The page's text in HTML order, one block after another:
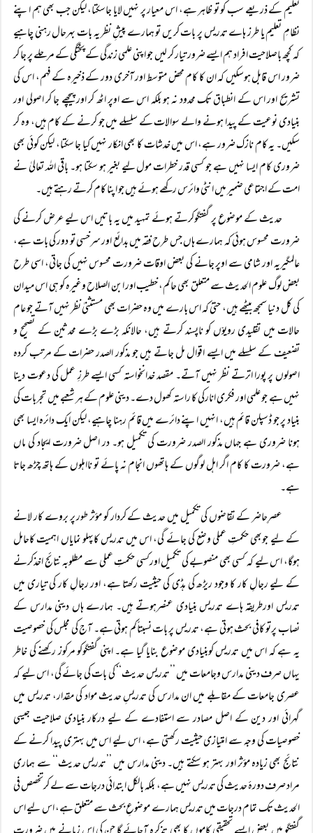
تعلیم کے ذریعے سب کو تو ظاہر ہے، اس معیار پر نہیں لایا جاسکتا، لیکن جب بھی ہم اپنے
نظامِ تعلیم یا طرز ہاے تدریس پر بات کریں تو ہمارے پیشِ نظر یہ بات بہرحال رہنی چاہیے
کہ کچھ باصلاحیت افراد ہم ایسے ضرور تیار کر لیں جو اپنی علمی زندگی کے پختگی کے مرحلے پر جا کر
ضرور اس قابل ہوسکیں کہ ان کا کام محض متوسط اور آخری دور کے ذخیرہ کے فہم، اس کی
تشریح اور اس کے انطباق تک محدود نہ ہو بلکہ اس سے اوپر اٹھ کر اور پیچھے جا کر اصولی اور
بنیادی نوعیت کے پیدا ہونے والے سوالات کے سلسلے میں جو کرنے کے کام ہیں، وہ کر
سکیں۔ یہ کام نازک ضرور ہے، اس میں خدشات کا بھی انکار نہیں کیا جا سکتا، لیکن کوئی بھی
ضروری کام ایسا نہیں ہے جو کسی قدر خطرات مول لیے بغیر ہو سکتا ہو۔ باقی اللہ تعالیٰ نے
امت کے اجتماعی ضمیر میں انٹی وائرس رکھے ہوئے ہیں جو اپنا کام کرتے رہتے ہیں۔
حدیث کے موضوع پر گفتگوکرتے ہوئے تمہید میں یہ باتیں اس لیے عرض کرنے کی
ضرورت محسوس ہوئی کہ ہمارے ہاں جس طرح فقہ میں بدائع اور سرخسی تو دور کی بات ہے،
عالمگیریہ اور شامی سے اوپر جانے کی بعض اوقات ضرورت محسوس نہیں کی جاتی، اسی طرح
بعض لوگ علوم الحدیث سے متعلق بھی حاکم، خطیب اور ابن الصلاح وغیرہ کو ہی اس میدان
کی کل دنیا سمجھ بیٹھے ہیں، حتیٰ کہ اس بارے میں وہ حضرات بھی مستثنیٰ نظر نہیں آتے جو عام
حالات میں تقلیدی رویوّں کو ناپسند کرتے ہیں، حالانکہ بڑے بڑے محدثین کے تصحیح و
تضعیف کے سلسلے میں ایسے اقوال مل جاتے ہیں جو مذکور الصدر حضرات کے مرتب کردہ
اصولوں پر پورا اترتے نظر نہیں آتے۔ مقصد خدانخواستہ کسی ایسے طرزِ عمل کی دعوت دینا
نہیں ہے جو علمی اور فکری انارکی کا راستہ کھول دے۔ دینی علوم کے ہر شعبے میں تجربات کی
بنیاد پر جو ڈسپلن قائم ہیں، انہیں اپنے دائرے میں قائم رہنا چاہیے، لیکن ایک دائرہ ایسا بھی
ہونا ضروری ہے جہاں مذکور الصدر ضرورت کی تکمیل ہو۔ در اصل ضرورت ایجاد کی ماں
ہے، ضرورت کا کام اگر اہل لوگوں کے ہاتھوں انجام نہ پائے تو نااہلوں کے ہاتھ چڑھ جاتا
ہے۔
عصرِحاضر کے تقاضوں کی تکمیل میں حدیث کے کردار کو مؤثر طور پر بروے کار لانے
کے لیے جوبھی حکمتِ عملی وضع کی جائے گی، اس میں تدریس کاپہلو نمایاں اہمیت کاحامل
ہوگا، اس لیے کہ کسی بھی منصوبے کی تکمیل اورکسی حکمتِ عملی سے مطلوبہ نتائج اخذکرنے
کے لیے رجالِ کار کا وجود ریڑھ کی ہڈی کی حیثیت رکھتا ہے، اور رجالِ کار کی تیاری میں
تدریس اورطریقہ ہاے تدریس بنیادی عنصرہوتے ہیں۔ ہمارے ہاں دینی مدارس کے
نصاب پرتو کافی بحث ہوتی ہے، تدریس پر بات نسبتاًکم ہوتی ہے۔ آج کی مجلس کی خصوصیت
یہ ہے کہ اس میں تدریس کوبنیادی موضوع بنایا گیا ہے۔ اپنی گفتگوکو مرکوز رکھنے کی خاطر
یہاں صرف دینی مدارس وجامعات میں ’’تدریس حدیث‘‘ کی بات کی جائے گی، اس لیے کہ
عصری جامعات کے مقابلے میں ان مدارس کی تدریسِ حدیث مواد کی مقدار، تدریس میں
گہرائی اور دین کے اصل مصادر سے استفادے کے لیے درکار بنیادی صلاحیت جیسی
خصوصیات کی وجہ سے امتیازی حیثیت رکھتی ہے، اس لیے اس میں بہتری پیدا کرنے کے
نتائج بھی زیادہ مؤثر اور بہتر ہو سکتے ہیں۔ دینی مدارس میں ’’تدریس حدیث‘‘ سے ہماری
مراد صرف دورۂ حدیث کی تدریس نہیں ہے، بلکہ بالکل ابتدائی درجات سے لے کرتخصص فی
الحدیث تک تمام درجات میں تدریس ہمارے موضوعِ بحث سے متعلق ہے، اس لیے اس